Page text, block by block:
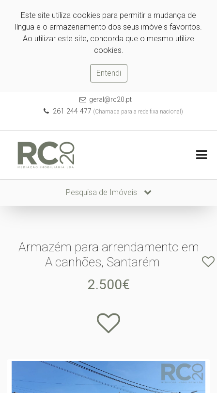
Este site utiliza cookies para permitir a mudança de
língua e o armazenamento dos seus imóveis favoritos.
Ao utilizar este site, concorda que o mesmo utilize
cookies.
Entendi
geral@rc20.pt
261 244 477 (Chamada para a rede fixa nacional)
Pesquisa de Imóveis
Armazém para arrendamento em
Alcanhões, Santarém
2.500€